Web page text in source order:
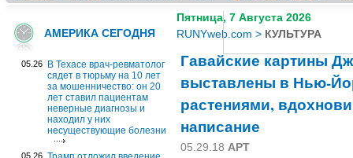
АМЕРИКА СЕГОДНЯ
05.26
В Техасе врач-ревматолог
сядет в тюрьму на 10 лет
за мошенничество: он 20
лет ставил пациентам
неверные диагнозы и
находил у них
несуществующие болезни
05.26
Пятница, 7 Августа 2026
RUNYweb.com > КУЛЬТУРА
Гавайские картины
выставлены в Нью-
растениями,
написание
05.29.18 АРТ